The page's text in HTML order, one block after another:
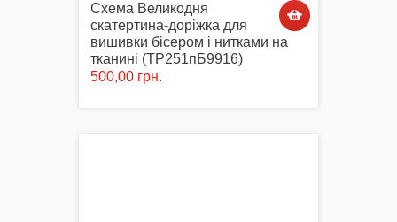
Схема Великодня
скатертина-доріжка для
вишивки бісером і нитками на
тканині (ТР251пБ9916)
500,00 грн.